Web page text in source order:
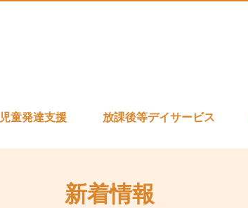
児童発達支援 放課後等デイサービス
新着情報